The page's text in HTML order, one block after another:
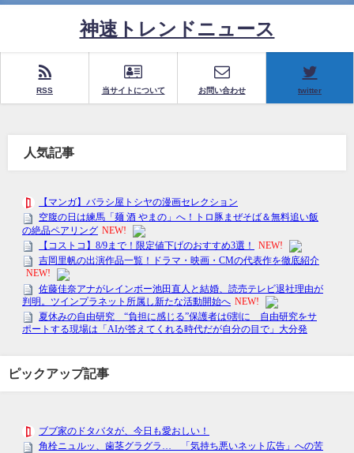
神速トレンドニュース
RSS 当サイトについて お問い合わせ twitter
人気記事
ピックアップ記事